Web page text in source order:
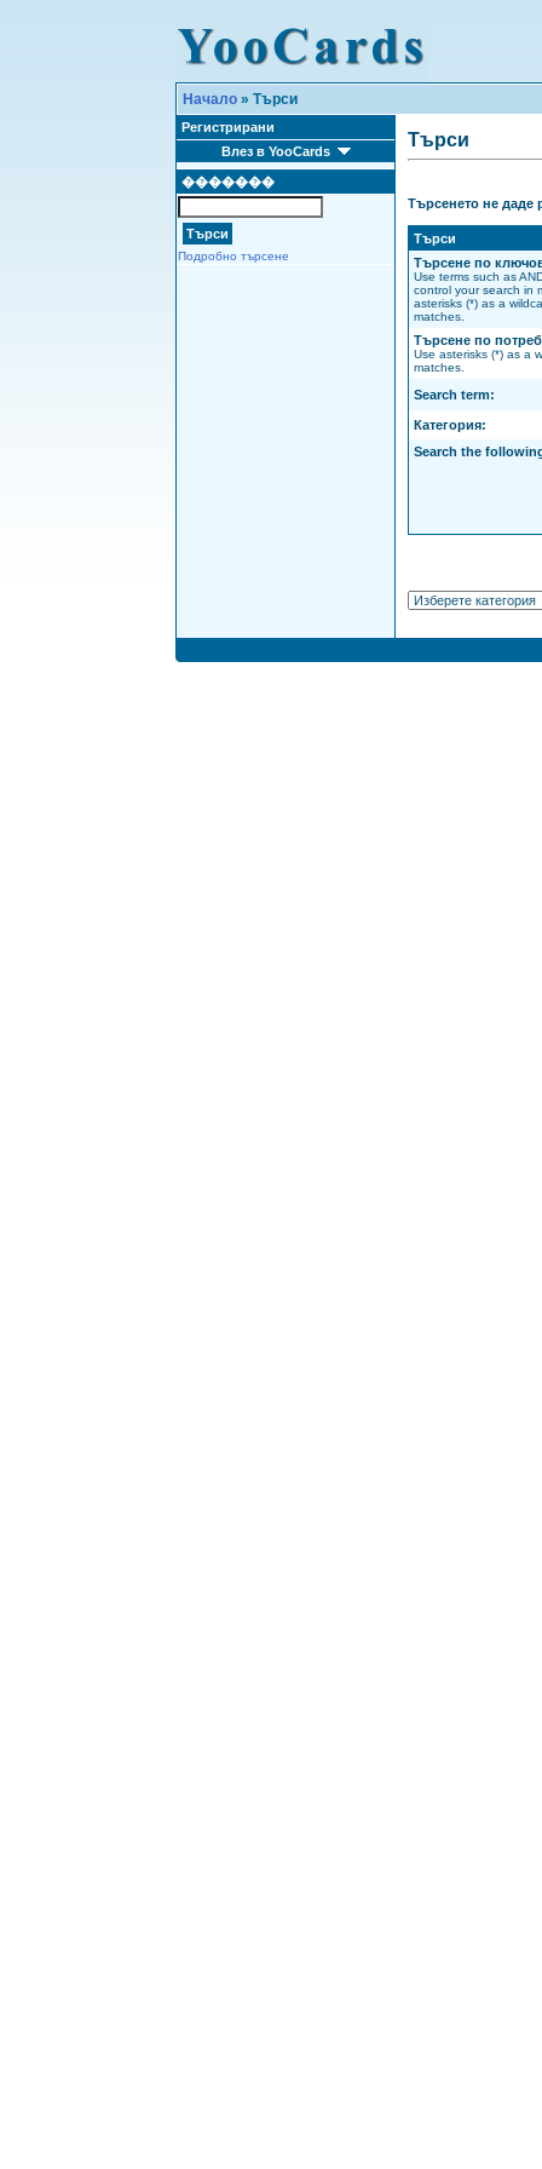
Начало » Търси
Регистрирани
Влез в YooCards
�������
Подробно търсене
Търси
Търсенето не даде
Търси
Търсене по
Use terms such as
control your search in
asterisks (*) as a
matches.
Търсене по
Use asterisks (*) as a
matches.
Search term:
Категория:
Search the